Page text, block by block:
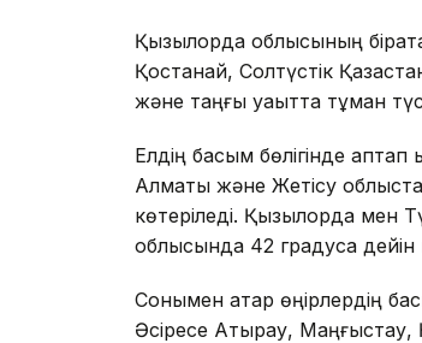
Қызылорда облысының
Қостанай, Солтүстік
және таңғы уақытта тұман
Елдің басым бөлігінде
Алматы және Жетісу
көтеріледі. Қызылорда мен
облысында 42 градусқа
Сонымен қатар өңірлердің
Әсіресе Атырау,